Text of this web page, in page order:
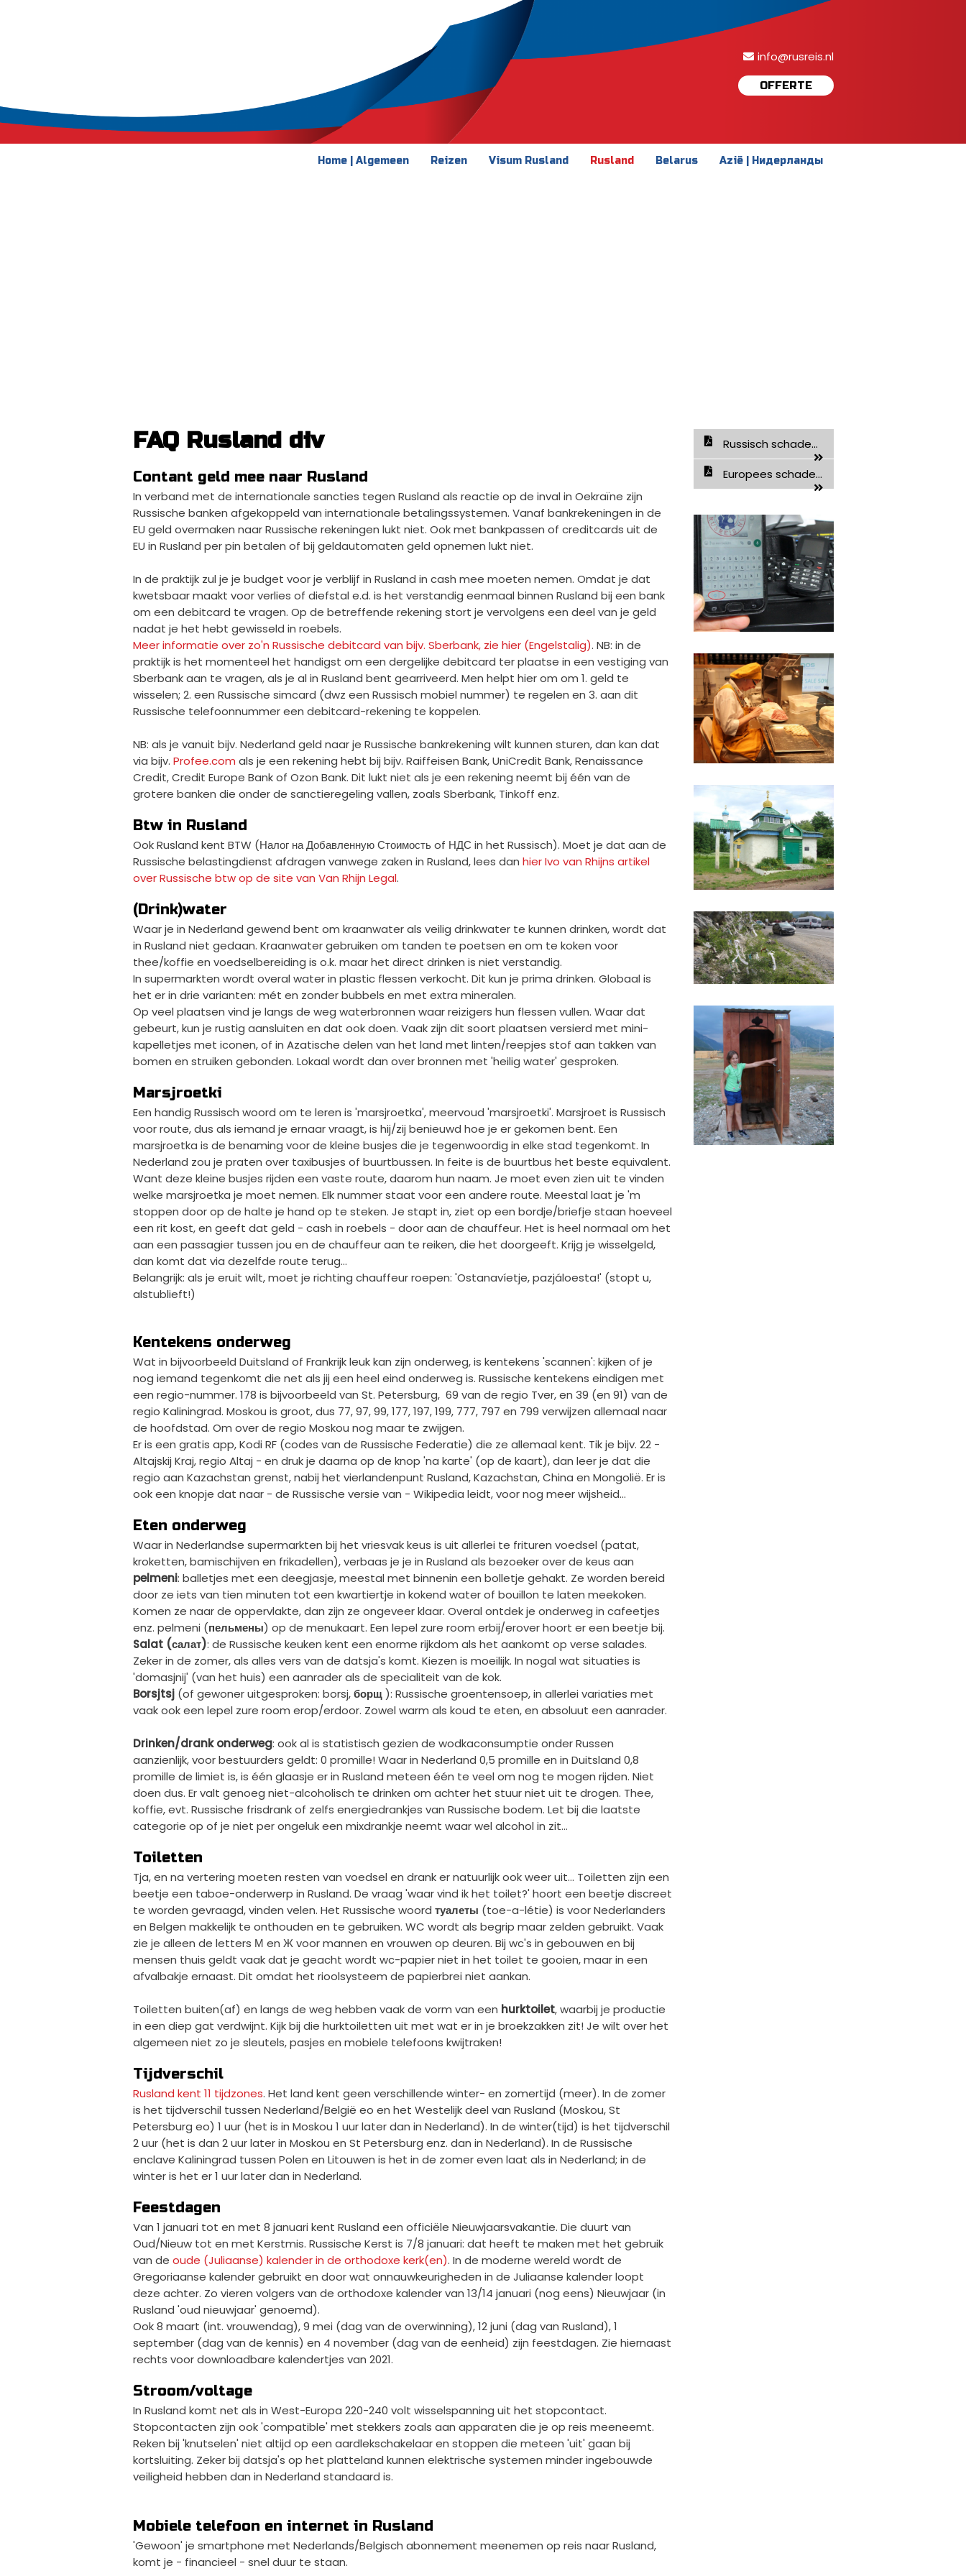
info@rusreis.nl
OFFERTE
Home | Algemeen Reizen Visum Rusland Rusland Belarus Azië | Нидерланды
FAQ Rusland div
Contant geld mee naar Rusland
In verband met de internationale sancties tegen Rusland als reactie op de inval in Oekraïne zijn
Russische banken afgekoppeld van internationale betalingssystemen. Vanaf bankrekeningen in de
EU geld overmaken naar Russische rekeningen lukt niet. Ook met bankpassen of creditcards uit de
EU in Rusland per pin betalen of bij geldautomaten geld opnemen lukt niet.
In de praktijk zul je je budget voor je verblijf in Rusland in cash mee moeten nemen. Omdat je dat
kwetsbaar maakt voor verlies of diefstal e.d. is het verstandig eenmaal binnen Rusland bij een bank
om een debitcard te vragen. Op de betreffende rekening stort je vervolgens een deel van je geld
nadat je het hebt gewisseld in roebels.
Meer informatie over zo'n Russische debitcard van bijv. Sberbank, zie hier (Engelstalig). NB: in de
praktijk is het momenteel het handigst om een dergelijke debitcard ter plaatse in een vestiging van
Sberbank aan te vragen, als je al in Rusland bent gearriveerd. Men helpt hier om om 1. geld te
wisselen; 2. een Russische simcard (dwz een Russisch mobiel nummer) te regelen en 3. aan dit
Russische telefoonnummer een debitcard-rekening te koppelen.
NB: als je vanuit bijv. Nederland geld naar je Russische bankrekening wilt kunnen sturen, dan kan dat
via bijv. Profee.com als je een rekening hebt bij bijv. Raiffeisen Bank, UniCredit Bank, Renaissance
Credit, Credit Europe Bank of Ozon Bank. Dit lukt niet als je een rekening neemt bij één van de
grotere banken die onder de sanctieregeling vallen, zoals Sberbank, Tinkoff enz.
Btw in Rusland
Ook Rusland kent BTW (Налог на Добавленную Стоимость of НДС in het Russisch). Moet je dat aan de
Russische belastingdienst afdragen vanwege zaken in Rusland, lees dan hier Ivo van Rhijns artikel
over Russische btw op de site van Van Rhijn Legal.
(Drink)water
Waar je in Nederland gewend bent om kraanwater als veilig drinkwater te kunnen drinken, wordt dat
in Rusland niet gedaan. Kraanwater gebruiken om tanden te poetsen en om te koken voor
thee/koffie en voedselbereiding is o.k. maar het direct drinken is niet verstandig.
In supermarkten wordt overal water in plastic flessen verkocht. Dit kun je prima drinken. Globaal is
het er in drie varianten: mét en zonder bubbels en met extra mineralen.
Op veel plaatsen vind je langs de weg waterbronnen waar reizigers hun flessen vullen. Waar dat
gebeurt, kun je rustig aansluiten en dat ook doen. Vaak zijn dit soort plaatsen versierd met mini-
kapelletjes met iconen, of in Azatische delen van het land met linten/reepjes stof aan takken van
bomen en struiken gebonden. Lokaal wordt dan over bronnen met 'heilig water' gesproken.
Marsjroetki
Een handig Russisch woord om te leren is 'marsjroetka', meervoud 'marsjroetki'. Marsjroet is Russisch
voor route, dus als iemand je ernaar vraagt, is hij/zij benieuwd hoe je er gekomen bent. Een
marsjroetka is de benaming voor de kleine busjes die je tegenwoordig in elke stad tegenkomt. In
Nederland zou je praten over taxibusjes of buurtbussen. In feite is de buurtbus het beste equivalent.
Want deze kleine busjes rijden een vaste route, daarom hun naam. Je moet even zien uit te vinden
welke marsjroetka je moet nemen. Elk nummer staat voor een andere route. Meestal laat je 'm
stoppen door op de halte je hand op te steken. Je stapt in, ziet op een bordje/briefje staan hoeveel
een rit kost, en geeft dat geld - cash in roebels - door aan de chauffeur. Het is heel normaal om het
aan een passagier tussen jou en de chauffeur aan te reiken, die het doorgeeft. Krijg je wisselgeld,
dan komt dat via dezelfde route terug...
Belangrijk: als je eruit wilt, moet je richting chauffeur roepen: 'Ostanavíetje, pazjáloesta!' (stopt u,
alstublieft!)
Kentekens onderweg
Wat in bijvoorbeeld Duitsland of Frankrijk leuk kan zijn onderweg, is kentekens 'scannen': kijken of je
nog iemand tegenkomt die net als jij een heel eind onderweg is. Russische kentekens eindigen met
een regio-nummer. 178 is bijvoorbeeld van St. Petersburg, 69 van de regio Tver, en 39 (en 91) van de
regio Kaliningrad. Moskou is groot, dus 77, 97, 99, 177, 197, 199, 777, 797 en 799 verwijzen allemaal naar
de hoofdstad. Om over de regio Moskou nog maar te zwijgen.
Er is een gratis app, Kodi RF (codes van de Russische Federatie) die ze allemaal kent. Tik je bijv. 22 -
Altajskij Kraj, regio Altaj - en druk je daarna op de knop 'na karte' (op de kaart), dan leer je dat die
regio aan Kazachstan grenst, nabij het vierlandenpunt Rusland, Kazachstan, China en Mongolië. Er is
ook een knopje dat naar - de Russische versie van - Wikipedia leidt, voor nog meer wijsheid...
Eten onderweg
Waar in Nederlandse supermarkten bij het vriesvak keus is uit allerlei te frituren voedsel (patat,
kroketten, bamischijven en frikadellen), verbaas je je in Rusland als bezoeker over de keus aan
pelmeni: balletjes met een deegjasje, meestal met binnenin een bolletje gehakt. Ze worden bereid
door ze iets van tien minuten tot een kwartiertje in kokend water of bouillon te laten meekoken.
Komen ze naar de oppervlakte, dan zijn ze ongeveer klaar. Overal ontdek je onderweg in cafeetjes
enz. pelmeni (пельмены) op de menukaart. Een lepel zure room erbij/erover hoort er een beetje bij.
Salat (салат): de Russische keuken kent een enorme rijkdom als het aankomt op verse salades.
Zeker in de zomer, als alles vers van de datsja's komt. Kiezen is moeilijk. In nogal wat situaties is
'domasjnij' (van het huis) een aanrader als de specialiteit van de kok.
Borsjtsj(of gewoner uitgesproken: borsj,борщ): Russische groentensoep, in allerlei variaties met
vaak ook een lepel zure room erop/erdoor. Zowel warm als koud te eten, en absoluut een aanrader.
Drinken/drank onderweg: ook al is statistisch gezien de wodkaconsumptie onder Russen
aanzienlijk, voor bestuurders geldt: 0 promille! Waar in Nederland 0,5 promille en in Duitsland 0,8
promille de limiet is, is één glaasje er in Rusland meteen één te veel om nog te mogen rijden. Niet
doen dus. Er valt genoeg niet-alcoholisch te drinken om achter het stuur niet uit te drogen. Thee,
koffie, evt. Russische frisdrank of zelfs energiedrankjes van Russische bodem. Let bij die laatste
categorie op of je niet per ongeluk een mixdrankje neemt waar wel alcohol in zit...
Toiletten
Tja, en na vertering moeten resten van voedsel en drank er natuurlijk ook weer uit... Toiletten zijn een
beetje een taboe-onderwerp in Rusland. De vraag 'waar vind ik het toilet?' hoort een beetje discreet
te worden gevraagd, vinden velen. Het Russische woord туалеты (toe-a-létie) is voor Nederlanders
en Belgen makkelijk te onthouden en te gebruiken. WC wordt als begrip maar zelden gebruikt. Vaak
zie je alleen de letters М en Ж voor mannen en vrouwen op deuren. Bij wc's in gebouwen en bij
mensen thuis geldt vaak dat je geacht wordt wc-papier niet in het toilet te gooien, maar in een
afvalbakje ernaast. Dit omdat het rioolsysteem de papierbrei niet aankan.
Toiletten buiten(af) en langs de weg hebben vaak de vorm van een hurktoilet, waarbij je productie
in een diep gat verdwijnt. Kijk bij die hurktoiletten uit met wat er in je broekzakken zit! Je wilt over het
algemeen niet zo je sleutels, pasjes en mobiele telefoons kwijtraken!
Tijdverschil
Rusland kent 11 tijdzones. Het land kent geen verschillende winter- en zomertijd (meer). In de zomer
is het tijdverschil tussen Nederland/België eo en het Westelijk deel van Rusland (Moskou, St
Petersburg eo) 1 uur (het is in Moskou 1 uur later dan in Nederland). In de winter(tijd) is het tijdverschil
2 uur (het is dan 2 uur later in Moskou en St Petersburg enz. dan in Nederland). In de Russische
enclave Kaliningrad tussen Polen en Litouwen is het in de zomer even laat als in Nederland; in de
winter is het er 1 uur later dan in Nederland.
Feestdagen
Van 1 januari tot en met 8 januari kent Rusland een officiële Nieuwjaarsvakantie. Die duurt van
Oud/Nieuw tot en met Kerstmis. Russische Kerst is 7/8 januari: dat heeft te maken met het gebruik
van de oude (Juliaanse) kalender in de orthodoxe kerk(en). In de moderne wereld wordt de
Gregoriaanse kalender gebruikt en door wat onnauwkeurigheden in de Juliaanse kalender loopt
deze achter. Zo vieren volgers van de orthodoxe kalender van 13/14 januari (nog eens) Nieuwjaar (in
Rusland 'oud nieuwjaar' genoemd).
Ook 8 maart (int. vrouwendag), 9 mei (dag van de overwinning), 12 juni (dag van Rusland), 1
september (dag van de kennis) en 4 november (dag van de eenheid) zijn feestdagen. Zie hiernaast
rechts voor downloadbare kalendertjes van 2021.
Stroom/voltage
In Rusland komt net als in West-Europa 220-240 volt wisselspanning uit het stopcontact.
Stopcontacten zijn ook 'compatible' met stekkers zoals aan apparaten die je op reis meeneemt.
Reken bij 'knutselen' niet altijd op een aardlekschakelaar en stoppen die meteen 'uit' gaan bij
kortsluiting. Zeker bij datsja's op het platteland kunnen elektrische systemen minder ingebouwde
veiligheid hebben dan in Nederland standaard is.
Mobiele telefoon en internet in Rusland
'Gewoon' je smartphone met Nederlands/Belgisch abonnement meenemen op reis naar Rusland,
komt je - financieel - snel duur te staan.
Russisch schade...
Europees schade...